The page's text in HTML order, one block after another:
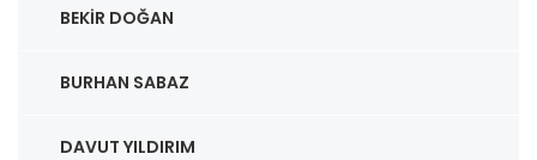
BEKIR DOĞAN
BURHAN SABAZ
DAVUT YILDIRIM